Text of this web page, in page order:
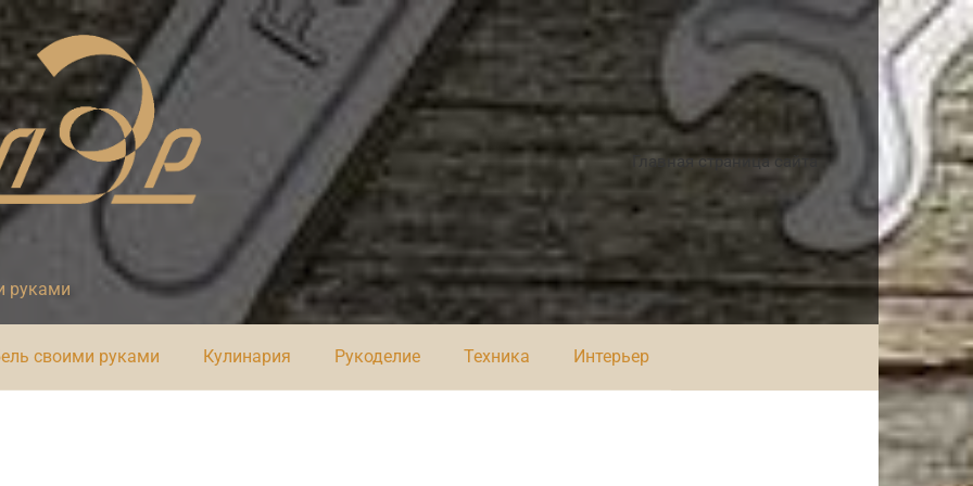
руками
Главная страница сайта
своими руками Кулинария Рукоделие Техника Интерьер